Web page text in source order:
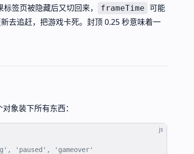
签页被隐藏后又切回来， frameTime 可能
去追赶，把游戏卡死。封顶 0.25 秒意味着一
象装下所有东西：
js
'paused', 'gameover'